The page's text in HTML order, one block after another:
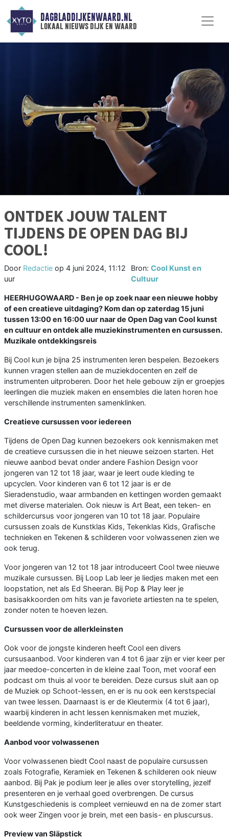
DAGBLADDIJKENWAARD.NL
lokaal nieuws dijk en waard
ONTDEK JOUW TALENT
TIJDENS DE OPEN DAG BIJ
COOL!
Door Redactie op 4 juni 2024, 11:12
uur
Bron:Cool Kunst en
Cultuur
HEERHUGOWAARD - Ben je op zoek naar een nieuwe hobby
of een creatieve uitdaging? Kom dan op zaterdag 15 juni
tussen 13:00 en 16:00 uur naar de Open Dag van Cool kunst
en cultuur en ontdek alle muziekinstrumenten en cursussen.
Muzikale ontdekkingsreis
Bij Cool kun je bijna 25 instrumenten leren bespelen. Bezoekers
kunnen vragen stellen aan de muziekdocenten en zelf de
instrumenten uitproberen. Door het hele gebouw zijn er groepjes
leerlingen die muziek maken en ensembles die laten horen hoe
verschillende instrumenten samenklinken.
Creatieve cursussen voor iedereen
Tijdens de Open Dag kunnen bezoekers ook kennismaken met
de creatieve cursussen die in het nieuwe seizoen starten. Het
nieuwe aanbod bevat onder andere Fashion Design voor
jongeren van 12 tot 18 jaar, waar je leert oude kleding te
upcyclen. Voor kinderen van 6 tot 12 jaar is er de
Sieradenstudio, waar armbanden en kettingen worden gemaakt
met diverse materialen. Ook nieuw is Art Beat, een teken- en
schildercursus voor jongeren van 10 tot 18 jaar. Populaire
cursussen zoals de Kunstklas Kids, Tekenklas Kids, Grafische
technieken en Tekenen & schilderen voor volwassenen zien we
ook terug.
Voor jongeren van 12 tot 18 jaar introduceert Cool twee nieuwe
muzikale cursussen. Bij Loop Lab leer je liedjes maken met een
loopstation, net als Ed Sheeran. Bij Pop & Play leer je
basisakkoorden om hits van je favoriete artiesten na te spelen,
zonder noten te hoeven lezen.
Cursussen voor de allerkleinsten
Ook voor de jongste kinderen heeft Cool een divers
cursusaanbod. Voor kinderen van 4 tot 6 jaar zijn er vier keer per
jaar meedoe-concerten in de kleine zaal Toon, met vooraf een
podcast om thuis al voor te bereiden. Deze cursus sluit aan op
de Muziek op Schoot-lessen, en er is nu ook een kerstspecial
van twee lessen. Daarnaast is er de Kleutermix (4 tot 6 jaar),
waarbij kinderen in acht lessen kennismaken met muziek,
beeldende vorming, kinderliteratuur en theater.
Aanbod voor volwassenen
Voor volwassenen biedt Cool naast de populaire cursussen
zoals Fotografie, Keramiek en Tekenen & schilderen ook nieuw
aanbod. Bij Pak je podium leer je alles over storytelling, jezelf
presenteren en je verhaal goed overbrengen. De cursus
Kunstgeschiedenis is compleet vernieuwd en na de zomer start
ook weer Zingen voor je brein, met een basis- en pluscursus.
Preview van Släpstick